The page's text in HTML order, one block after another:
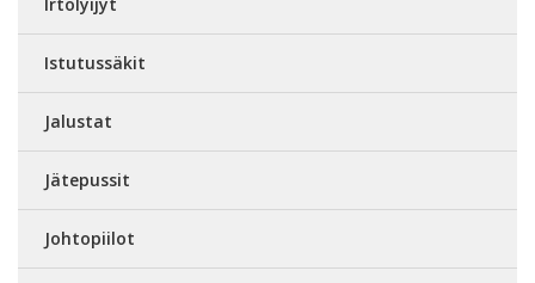
Istutussäkit
Jalustat
Jätepussit
Johtopiilot